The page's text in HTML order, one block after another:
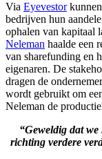
Via Eyevestorkunnen
bedrijven hun
ophalen van kapitaal
Neleman haalde een
van sharefunding en
eigenaren. De
dragen de
wordt gebruikt om
Neleman de
“Geweldig dat
richting verdere